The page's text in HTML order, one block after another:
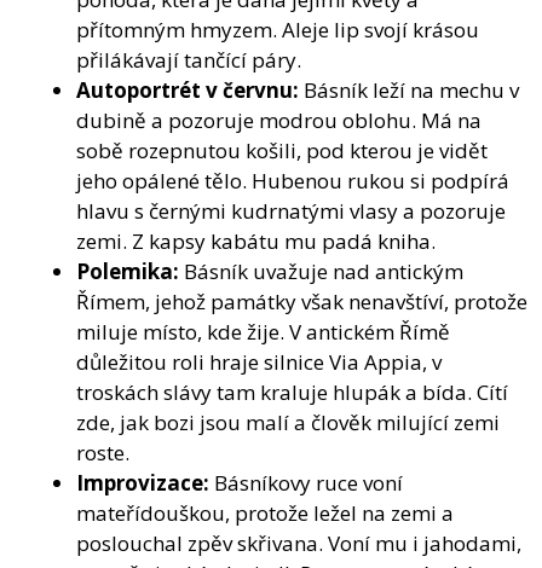
přítomným hmyzem. Aleje lip svojí krásou
přilákávají tančící páry.
Autoportrét v červnu: Básník leží na mechu v
dubině a pozoruje modrou oblohu. Má na
sobě rozepnutou košili, pod kterou je vidět
jeho opálené tělo. Hubenou rukou si podpírá
hlavu s černými kudrnatými vlasy a pozoruje
zemi. Z kapsy kabátu mu padá kniha.
Polemika: Básník uvažuje nad antickým
Římem, jehož památky však nenavštíví, protože
miluje místo, kde žije. V antickém Římě
důležitou roli hraje silnice Via Appia, v
troskách slávy tam kraluje hlupák a bída. Cítí
zde, jak bozi jsou malí a člověk milující zemi
roste.
Improvizace: Básníkovy ruce voní
mateřídouškou, protože ležel na zemi a
poslouchal zpěv skřivana. Voní mu i jahodami,